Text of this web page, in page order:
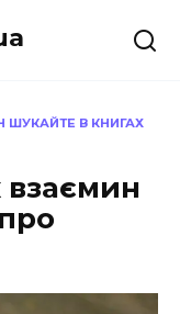
ШУКАЙТЕ В КНИГАХ
взаємин